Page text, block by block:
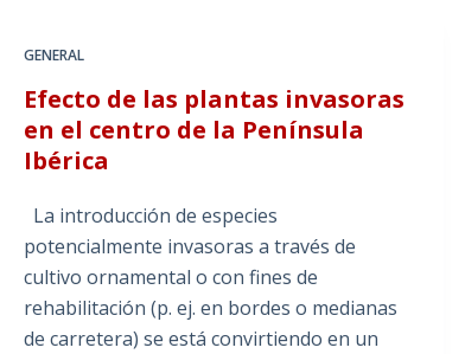
GENERAL
Efecto de las plantas invasoras
en el centro de la Península
Ibérica
La introducción de especies
potencialmente invasoras a través de
cultivo ornamental o con fines de
rehabilitación (p. ej. en bordes o medianas
de carretera) se está convirtiendo en un